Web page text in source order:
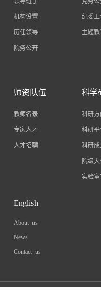
机构设置
历任领导
院务公开
纪委工
主题教
师资队伍
教师名录
专家人才
人才招聘
科学
科研方
科研平
科研成
院级
实验
English
About us
News
Contact us